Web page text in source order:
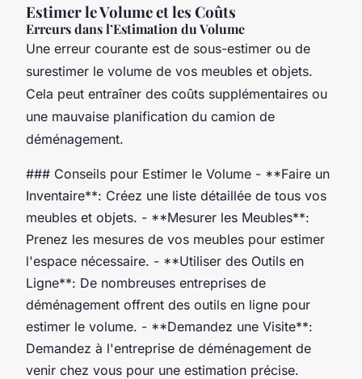
Estimer le Volume et les Coûts
Erreurs dans l’Estimation du Volume
Une erreur courante est de sous-estimer ou de
surestimer le volume de vos meubles et objets.
Cela peut entraîner des coûts supplémentaires ou
une mauvaise planification du camion de
déménagement.
### Conseils pour Estimer le Volume - **Faire un
Inventaire**: Créez une liste détaillée de tous vos
meubles et objets. - **Mesurer les Meubles**:
Prenez les mesures de vos meubles pour estimer
l'espace nécessaire. - **Utiliser des Outils en
Ligne**: De nombreuses entreprises de
déménagement offrent des outils en ligne pour
estimer le volume. - **Demandez une Visite**:
Demandez à l'entreprise de déménagement de
venir chez vous pour une estimation précise.